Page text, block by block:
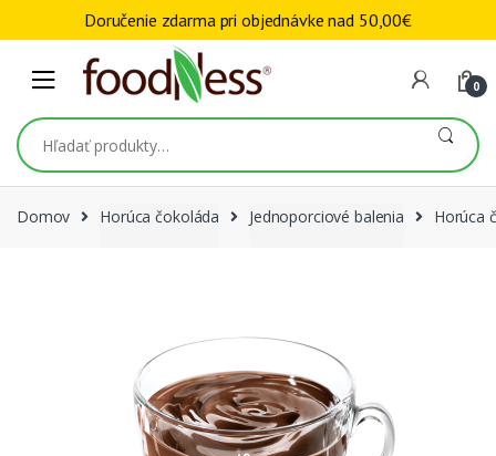
Skip to navigation
Skip to content
0
Hľadať:
Domov Horúca čokoláda Jednoporciové balenia Horúca
Doručenie zdarma pri objednávke nad 50,00€